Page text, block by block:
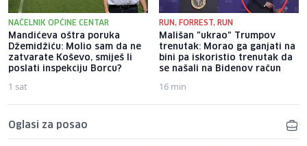
NAČELNIK OPĆINE CENTAR
Mandićeva oštra poruka
Džemidžiću: Molio sam da ne
zatvarate Koševo, smiješ li
poslati inspekciju Borcu?
1 sat
RUN, FORREST, RUN
Mališan "ukrao" Trumpov
trenutak: Morao ga ganjati na
bini pa iskoristio trenutak da
se našali na Bidenov račun
16 min
Oglasi za posao